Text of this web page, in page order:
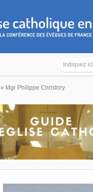
» Mgr Philippe Christory